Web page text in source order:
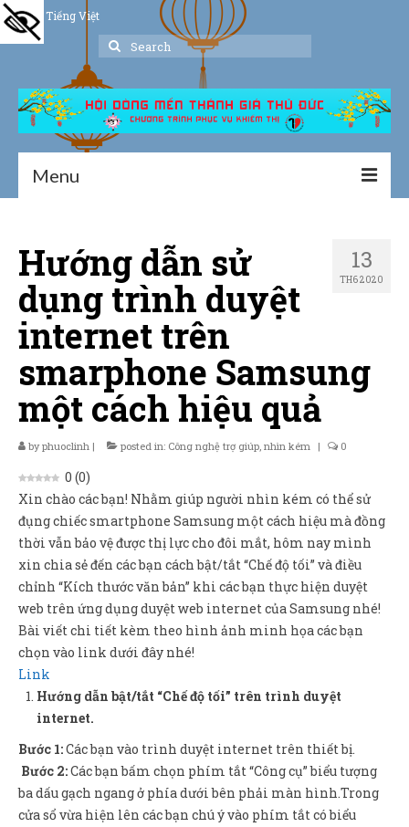
Tiếng Việt
Search
Menu
Giới thiệu
Hoạt động
Thư viện
Dịch vụ hỗ trợ
Sản Phẩm
Giúp đỡ
Liên hệ
13
TH6 2020
Hướng dẫn sử
dụng trình duyệt
internet trên
smarphone Samsung
một cách hiệu quả
byphuoclinh | posted in: Công nghệ trợ giúp, nhìn kém | 0
0 (0)
Xin chào các bạn! Nhằm giúp người nhìn kém có thể sử
đụng chiếc smartphone Samsung một cách hiệu mà đồng
thời vẫn bảo vệ được thị lực cho đôi mắt, hôm nay mình
xin chia sẻ đến các bạn cách bật/tắt “Chế độ tối” và điều
chỉnh “Kích thước văn bản” khi các bạn thực hiện duyệt
web trên ứng dụng duyệt web internet của Samsung nhé!
Bài viết chi tiết kèm theo hình ảnh minh họa các bạn
chọn vào link dưới đây nhé!
Link
Hướng dẫn bật/tắt “Chế độ tối” trên trình duyệt
internet.
Bước 1:Các bạn vào trình duyệt internet trên thiết bị.
Bước 2:Các bạn bấm chọn phím tắt “Công cụ” biểu tượng
ba dấu gạch ngang ở phía dưới bên phải màn hình.Trong
cửa sổ vừa hiện lên các bạn chú ý vào phím tắt có biểu